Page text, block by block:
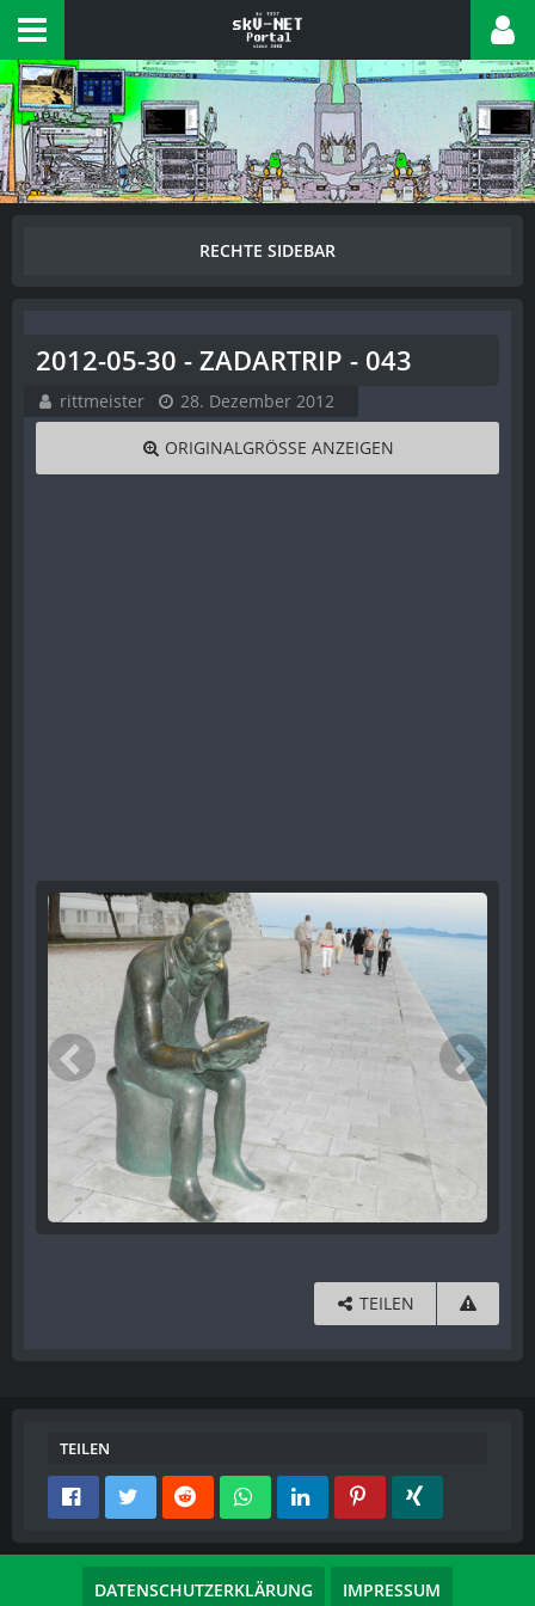
2012-05-30 - ZADARTRIP - 043
rittmeister 28. Dezember 2012
ORIGINALGRÖSSE ANZEIGEN
TEILEN
TEILEN
DATENSCHUTZERKLÄRUNG IMPRESSUM